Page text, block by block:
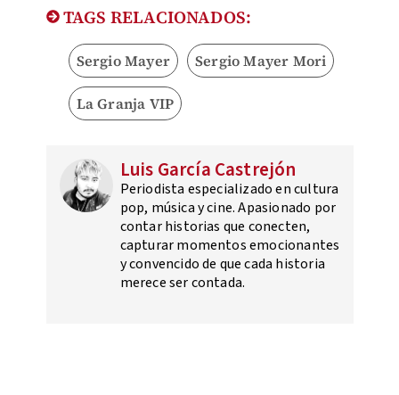
TAGS RELACIONADOS:
Sergio Mayer Sergio Mayer Mori
La Granja VIP
Luis García Castrejón
Periodista especializado en cultura
pop, música y cine. Apasionado por
contar historias que conecten,
capturar momentos emocionantes
y convencido de que cada historia
merece ser contada.